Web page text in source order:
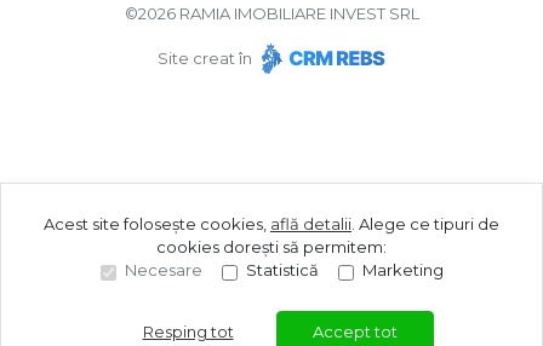
©2026RAMIA IMOBILIARE INVEST SRL
Site creat în
Acest site folosește cookies, află detalii Alege ce tipuri de
cookies dorești să permitem:
Necesare
Statistică Marketing
Resping tot Accept tot